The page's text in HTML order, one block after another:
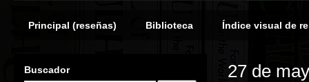
Principal (reseñas) Biblioteca Índice visual de
27 de
Buscador